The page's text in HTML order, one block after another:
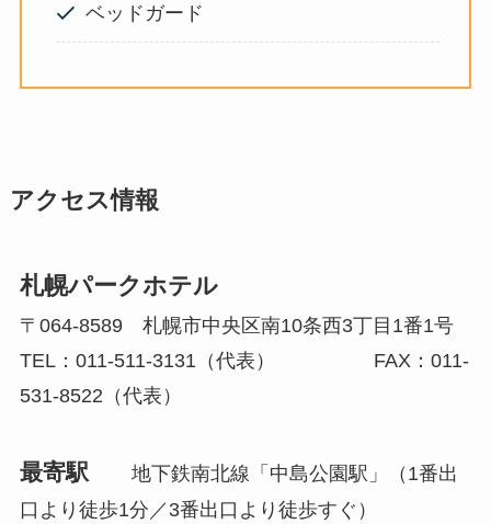
ベッドガード
アクセス情報
札幌パークホテル
〒064-8589 札幌市中央区南10条西3丁目1番1号
TEL：011-511-3131（代表） FAX：011-
531-8522（代表）
最寄駅
地下鉄南北線「中島公園駅」（1番出
口より徒歩1分／3番出口より徒歩すぐ）